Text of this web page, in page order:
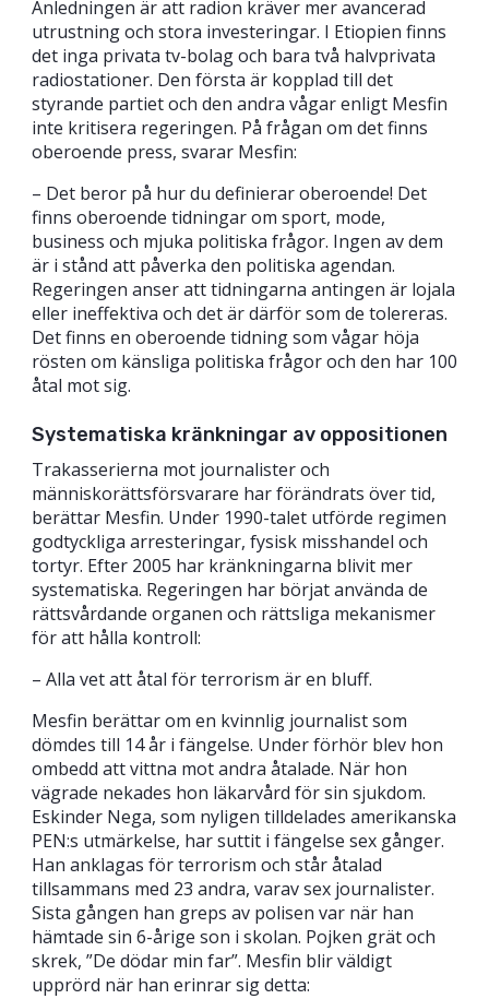
Anledningen är att radion kräver mer avancerad
utrustning och stora investeringar. I Etiopien finns
det inga privata tv-bolag och bara två halvprivata
radiostationer. Den första är kopplad till det
styrande partiet och den andra vågar enligt Mesfin
inte kritisera regeringen. På frågan om det finns
oberoende press, svarar Mesfin:
– Det beror på hur du definierar oberoende! Det
finns oberoende tidningar om sport, mode,
business och mjuka politiska frågor. Ingen av dem
är i stånd att påverka den politiska agendan.
Regeringen anser att tidningarna antingen är lojala
eller ineffektiva och det är därför som de tolereras.
Det finns en oberoende tidning som vågar höja
rösten om känsliga politiska frågor och den har 100
åtal mot sig.
Systematiska kränkningar av oppositionen
Trakasserierna mot journalister och
människorättsförsvarare har förändrats över tid,
berättar Mesfin. Under 1990-talet utförde regimen
godtyckliga arresteringar, fysisk misshandel och
tortyr. Efter 2005 har kränkningarna blivit mer
systematiska. Regeringen har börjat använda de
rättsvårdande organen och rättsliga mekanismer
för att hålla kontroll:
– Alla vet att åtal för terrorism är en bluff.
Mesfin berättar om en kvinnlig journalist som
dömdes till 14 år i fängelse. Under förhör blev hon
ombedd att vittna mot andra åtalade. När hon
vägrade nekades hon läkarvård för sin sjukdom.
Eskinder Nega, som nyligen tilldelades amerikanska
PEN:s utmärkelse, har suttit i fängelse sex gånger.
Han anklagas för terrorism och står åtalad
tillsammans med 23 andra, varav sex journalister.
Sista gången han greps av polisen var när han
hämtade sin 6-årige son i skolan. Pojken grät och
skrek, ”De dödar min far”. Mesfin blir väldigt
upprörd när han erinrar sig detta: